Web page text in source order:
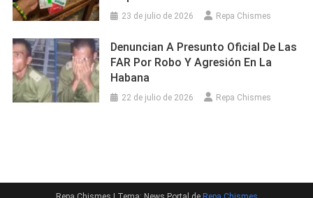
23 de julio de 2026 Repa Chismes
Denuncian A Presunto Oficial De Las
FAR Por Robo Y Agresión En La
Habana
22 de julio de 2026 Repa Chismes